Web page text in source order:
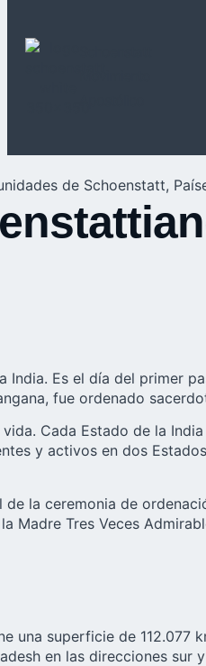
de Schoenstatt,
India. Es el día del primer
fue ordenado
Cada Estado de la
y activos en dos
la ceremonia de
Tres Veces
superficie de 112.077
en las direcciones sur